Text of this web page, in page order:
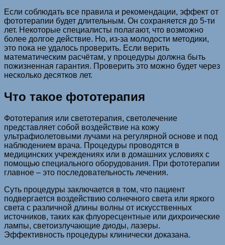
Если соблюдать все правила и рекомендации, эффект от
фототерапии будет длительным. Он сохраняется до 5-ти
лет. Некоторые специалисты полагают, что возможно
более долгое действие. Но, из-за молодости методики,
это пока не удалось проверить. Если верить
математическим расчётам, у процедуры должна быть
пожизненная гарантия. Проверить это можно будет через
несколько десятков лет.
Что такое фототерапия
Фототерапия или светотерапия, светолечение
представляет собой воздействие на кожу
ультрафиолетовыми лучами на регулярной основе и под
наблюдением врача. Процедуры проводятся в
медицинских учреждениях или в домашних условиях с
помощью специального оборудования. При фототерапии
главное – это последовательность лечения.
Суть процедуры заключается в том, что пациент
подвергается воздействию солнечного света или яркого
света с различной длины волны от искусственных
источников, таких как флуоресцентные или дихроические
лампы, светоизлучающие диоды, лазеры.
Эффективность процедуры клинически доказана.